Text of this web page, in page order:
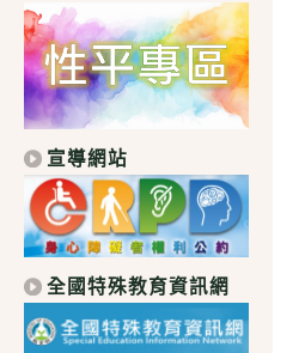
宣導網站
全國特殊教育資訊網